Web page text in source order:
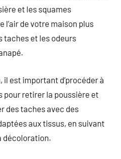
et les squames
l’air de votre maison plus
taches et les odeurs
il est important d’procéder à
pour retirer la poussière et
des taches avec des
aux tissus, en suivant
décoloration.